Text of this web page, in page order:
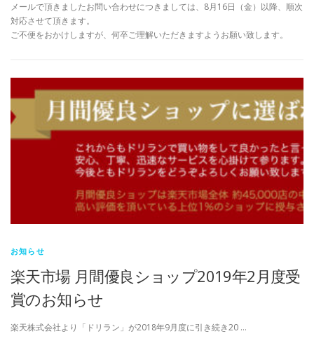
メールで頂きましたお問い合わせにつきましては、8月16日（金）以降、順次
対応させて頂きます。
ご不便をおかけしますが、何卒ご理解いただきますようお願い致します。
お知らせ
楽天市場 月間優良ショップ2019年2月度受
賞のお知らせ
楽天株式会社より「ドリラン」が2018年9月度に引き続き20 …